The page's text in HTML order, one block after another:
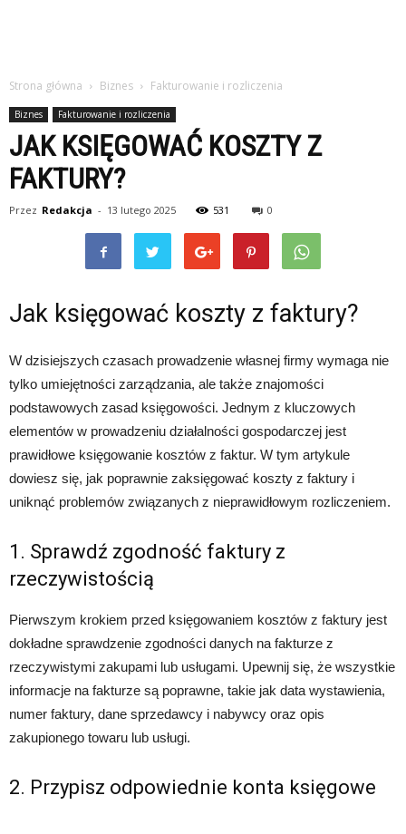
Strona główna Biznes Fakturowanie i rozliczenia
Biznes Fakturowanie i rozliczenia
JAK KSIĘGOWAĆ KOSZTY Z
FAKTURY?
Przez Redakcja - 13 lutego 2025 531 0
Jak księgować koszty z faktury?
W dzisiejszych czasach prowadzenie własnej firmy wymaga nie
tylko umiejętności zarządzania, ale także znajomości
podstawowych zasad księgowości. Jednym z kluczowych
elementów w prowadzeniu działalności gospodarczej jest
prawidłowe księgowanie kosztów z faktur. W tym artykule
dowiesz się, jak poprawnie zaksięgować koszty z faktury i
uniknąć problemów związanych z nieprawidłowym rozliczeniem.
1. Sprawdź zgodność faktury z
rzeczywistością
Pierwszym krokiem przed księgowaniem kosztów z faktury jest
dokładne sprawdzenie zgodności danych na fakturze z
rzeczywistymi zakupami lub usługami. Upewnij się, że wszystkie
informacje na fakturze są poprawne, takie jak data wystawienia,
numer faktury, dane sprzedawcy i nabywcy oraz opis
zakupionego towaru lub usługi.
2. Przypisz odpowiednie konta księgowe